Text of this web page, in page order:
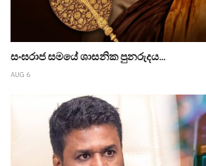
සංඝරාජ සමයේ ශාසනික පුනරුදය...
AUG 6